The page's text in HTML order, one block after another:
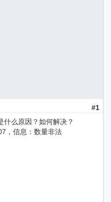
#1
什么原因？如何解决？
，信息：数量非法